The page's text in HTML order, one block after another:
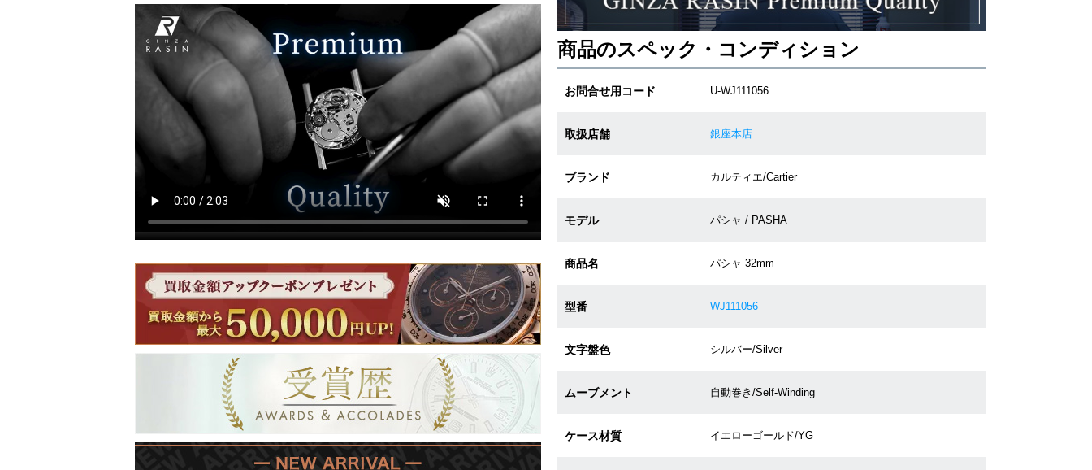
商品のスペック・コンディション
お問合せ用コード U-WJ111056
取扱店舗 銀座本店
ブランド カルティエ/Cartier
モデル パシャ / PASHA
商品名 パシャ 32mm
型番 WJ111056
文字盤色 シルバー/Silver
ムーブメント 自動巻き/Self-Winding
ケース材質 イエローゴールド/YG